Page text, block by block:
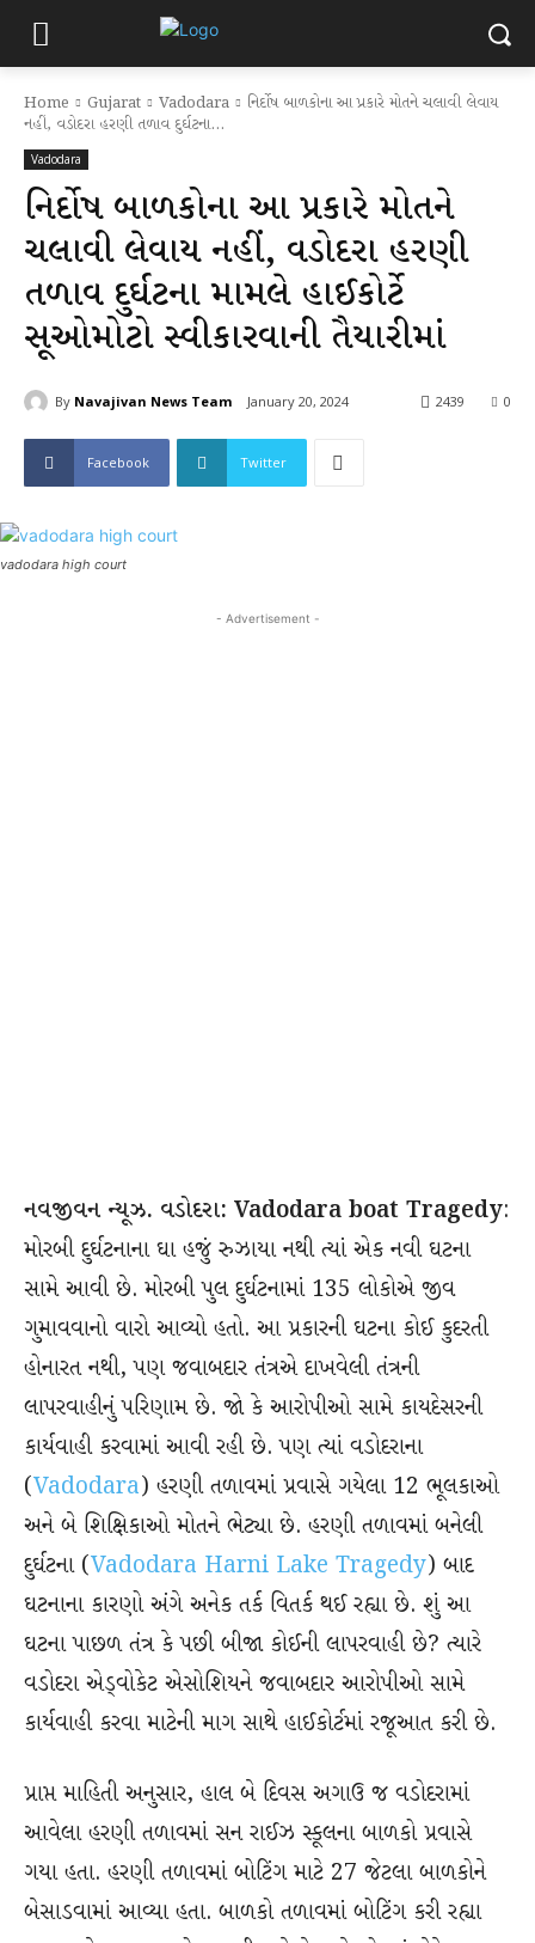
Home Gujarat Vadodara
નિર્દોષ બાળકોના આ પ્રકારે મોતને ચલાવી લેવાય
નહીં, વડોદરા હરણી તળાવ દુર્ઘટના...
Vadodara
નિર્દોષ બાળકોના આ પ્રકારે મોતને
ચલાવી લેવાય નહીં, વડોદરા હરણી
તળાવ દુર્ઘટના મામલે હાઈકોર્ટે
સૂઓમોટો સ્વીકારવાની તૈયારીમાં
By Navajivan News Team January 20, 2024 0
2439
Facebook Twitter
vadodara high court
- Advertisement -
નવજીવન ન્યૂઝ. વડોદરા: Vadodara boat Tragedy:
મોરબી દુર્ઘટનાના ઘા હજું રુઝાયા નથી ત્યાં એક નવી ઘટના
સામે આવી છે. મોરબી પુલ દુર્ઘટનામાં 135 લોકોએ જીવ
ગુમાવવાનો વારો આવ્યો હતો. આ પ્રકારની ઘટના કોઈ કુદરતી
હોનારત નથી, પણ જવાબદાર તંત્રએ દાખવેલી તંત્રની
લાપરવાહીનું પરિણામ છે. જો કે આરોપીઓ સામે કાયદેસરની
કાર્યવાહી કરવામાં આવી રહી છે. પણ ત્યાં વડોદરાના
(Vadodara) હરણી તળાવમાં પ્રવાસે ગયેલા 12 ભૂલકાઓ
અને બે શિક્ષિકાઓ મોતને ભેટ્યા છે. હરણી તળાવમાં બનેલી
દુર્ઘટના (Vadodara Harni Lake Tragedy) બાદ
ઘટનાના કારણો અંગે અનેક તર્ક વિતર્ક થઈ રહ્યા છે. શું આ
ઘટના પાછળ તંત્ર કે પછી બીજા કોઈની લાપરવાહી છે? ત્યારે
વડોદરા એડ્વોકેટ એસોશિયને જવાબદાર આરોપીઓ સામે
કાર્યવાહી કરવા માટેની માગ સાથે હાઈકોર્ટમાં રજૂઆત કરી છે.
પ્રાપ્ત માહિતી અનુસાર, હાલ બે દિવસ અગાઉ જ વડોદરામાં
આવેલા હરણી તળાવમાં સન રાઈઝ સ્કૂલના બાળકો પ્રવાસે
ગયા હતા. હરણી તળાવમાં બોટિંગ માટે 27 જેટલા બાળકોને
બેસાડવામાં આવ્યા હતા. બાળકો તળાવમાં બોટિંગ કરી રહ્યા